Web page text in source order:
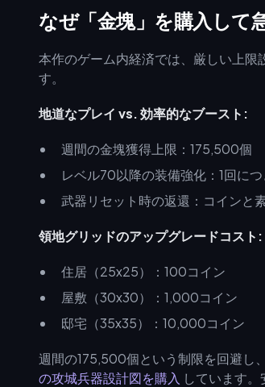
なぜ「金塊」を購入して
本作のゲーム内経済では、厳しい上限
す。
地道なプレイ vs. 効率的なブースト:
週間の金塊獲得上限：175,500個
レベル70以降の装備強化：1回に
武器リセット時の返還：コインと
領地グリッドのアップグレードコスト:
住居（25x25）：100コイン
屋敷（30x30）：1,000コイン
邸宅（35x35）：10,000コイン
週間の175,500個という制限を回避し
の攻城兵器設計図を購入 しています